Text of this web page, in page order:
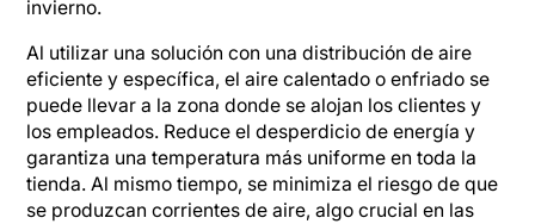
invierno.
Al utilizar una solución con una distribución de aire
eficiente y específica, el aire calentado o enfriado se
puede llevar a la zona donde se alojan los clientes y
los empleados. Reduce el desperdicio de energía y
garantiza una temperatura más uniforme en toda la
tienda. Al mismo tiempo, se minimiza el riesgo de que
se produzcan corrientes de aire, algo crucial en las